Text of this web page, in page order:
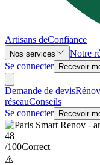
Artisans deConfiance
Nos services Notre
Se connecter
Recevoir
Demande de devis
réseauConseils
Se connecter
Recevoir
48
/100Correct
⚠️